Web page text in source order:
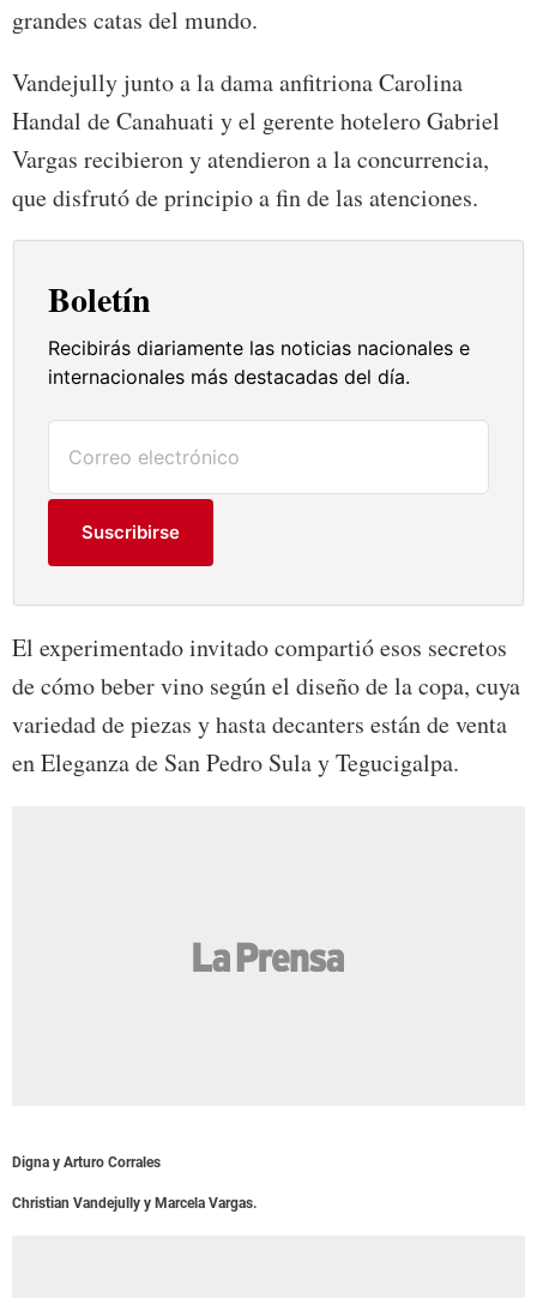
grandes catas del mundo.
Vandejully junto a la dama anfitriona Carolina
Handal de Canahuati y el gerente hotelero Gabriel
Vargas recibieron y atendieron a la concurrencia,
que disfrutó de principio a fin de las atenciones.
Boletín
Recibirás diariamente las noticias nacionales e
internacionales más destacadas del día.
Suscribirse
El experimentado invitado compartió esos secretos
de cómo beber vino según el diseño de la copa, cuya
variedad de piezas y hasta decanters están de venta
en Eleganza de San Pedro Sula y Tegucigalpa.
Digna y Arturo Corrales
Christian Vandejully y Marcela Vargas.